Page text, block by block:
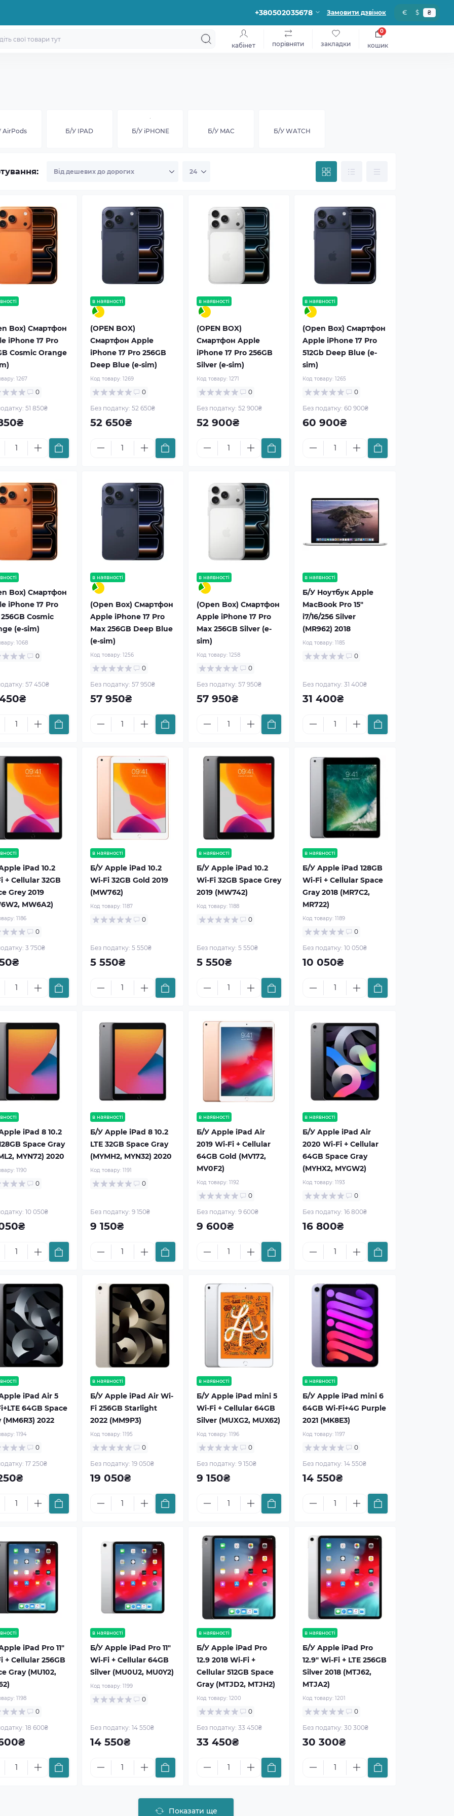
+380502035678 Замовити дзвінок € $ ₴
кабінет порівняти закладки кошик
0
AirPods Б/У IPAD Б/У iPHONE Б/У MAC Б/У WATCH
Box) Смартфон
iPhone 17 Pro
Cosmic Orange
1267
0
51 850₴
в наявності
(OPEN BOX)
Смартфон Apple
iPhone 17 Pro 256GB
Deep Blue (e-sim)
Код товару: 1269
0
Без податку: 52 650₴
52 650₴
в наявності
(OPEN BOX)
Смартфон Apple
iPhone 17 Pro 256GB
Silver (e-sim)
Код товару: 1271
0
Без податку: 52 900₴
52 900₴
в наявності
(Open Box) Смартфон
Apple iPhone 17 Pro
512Gb Deep Blue (e-
sim)
Код товару:1265
0
Без податку: 60 900₴
60 900₴
Box) Смартфон
iPhone 17 Pro
Cosmic
(e-sim)
1068
0
57 450₴
в наявності
(Open Box) Смартфон
Apple iPhone 17 Pro
Max 256GB Deep Blue
(e-sim)
Код товару: 1256
0
Без податку: 57 950₴
57 950₴
в наявності
(Open Box) Смартфон
Apple iPhone 17 Pro
Max 256GB Silver (e-
sim)
Код товару: 1258
0
Без податку: 57 950₴
57 950₴
в наявності
Б/У Ноутбук Apple
MacBook Pro 15"
i7/16/256 Silver
(MR962) 2018
Код товару:1185
0
Без податку: 31 400₴
31 400₴
iPad 10.2
+ Cellular 32GB
Grey 2019
MW6A2)
1186
0
3 750₴
в наявності
Б/У Apple iPad 10.2
Wi-Fi 32GB Gold 2019
(MW762)
Код товару: 1187
0
Без податку: 5 550₴
5 550₴
в наявності
Б/У Apple iPad 10.2
Wi-Fi 32GB Space Grey
2019 (MW742)
Код товару: 1188
0
Без податку: 5 550₴
5 550₴
в наявності
Б/У Apple iPad 128GB
Wi-Fi + Cellular Space
Gray 2018 (MR7C2,
MR722)
Код товару:1189
0
Без податку: 10 050₴
10 050₴
iPad 8 10.2
Space Gray
MYN72) 2020
1190
0
10 050₴
в наявності
Б/У Apple iPad 8 10.2
LTE 32GB Space Gray
(MYMH2, MYN32) 2020
Код товару: 1191
0
Без податку: 9 150₴
9 150₴
в наявності
Б/У Apple iPad Air
2019 Wi-Fi + Cellular
64GB Gold (MV172,
MV0F2)
Код товару: 1192
0
Без податку: 9 600₴
9 600₴
в наявності
Б/У Apple iPad Air
2020 Wi-Fi + Cellular
64GB Space Gray
(MYHX2, MYGW2)
Код товару:1193
0
Без податку: 16 800₴
16 800₴
iPad Air 5
64GB Space
(MM6R3) 2022
1194
0
17 250₴
в наявності
Б/У Apple iPad Air Wi-
Fi 256GB Starlight
2022 (MM9P3)
Код товару: 1195
0
Без податку: 19 050₴
19 050₴
в наявності
Б/У Apple iPad mini 5
Wi-Fi + Cellular 64GB
Silver (MUXG2, MUX62)
Код товару: 1196
0
Без податку: 9 150₴
9 150₴
в наявності
Б/У Apple iPad mini 6
64GB Wi-Fi+4G Purple
2021 (MK8E3)
Код товару:1197
0
Без податку: 14 550₴
14 550₴
iPad Pro 11"
+ Cellular 256GB
Gray (MU102,
1198
0
18 600₴
в наявності
Б/У Apple iPad Pro 11"
Wi-Fi + Cellular 64GB
Silver (MU0U2, MU0Y2)
Код товару: 1199
0
Без податку: 14 550₴
14 550₴
в наявності
Б/У Apple iPad Pro
12.9 2018 Wi-Fi +
Cellular 512GB Space
Gray (MTJD2, MTJH2)
Код товару: 1200
0
Без податку: 33 450₴
33 450₴
в наявності
Б/У Apple iPad Pro
12.9" Wi-Fi + LTE 256GB
Silver 2018 (MTJ62,
MTJA2)
Код товару:1201
0
Без податку: 30 300₴
30 300₴
Показати ще